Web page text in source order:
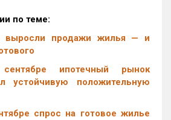
по теме:
выросли продажи жилья — и
ипотечный рынок
устойчивую положительную
спрос на готовое жилье